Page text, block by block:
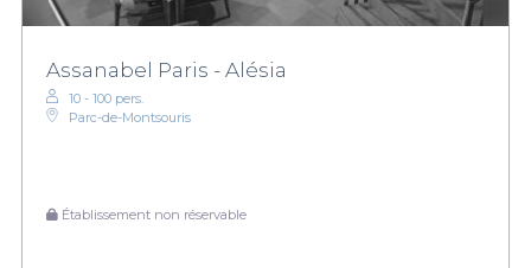
Assanabel Paris - Alésia
10 - 100 pers.
Parc-de-Montsouris
Établissement non réservable